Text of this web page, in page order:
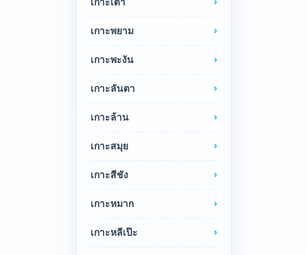
เกาะเต่า
เกาะพยาม
เกาะพะงัน
เกาะลันตา
เกาะล้าน
เกาะสมุย
เกาะสีชัง
เกาะหมาก
เกาะหลีเป๊ะ